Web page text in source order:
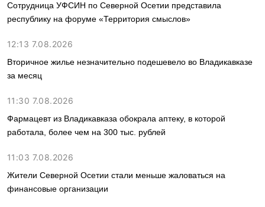
Сотрудница УФСИН по Северной Осетии представила
республику на форуме «Территория смыслов»
12:13 7.08.2026
Вторичное жилье незначительно подешевело во Владикавказе
за месяц
11:30 7.08.2026
Фармацевт из Владикавказа обокрала аптеку, в которой
работала, более чем на 300 тыс. рублей
11:03 7.08.2026
Жители Северной Осетии стали меньше жаловаться на
финансовые организации